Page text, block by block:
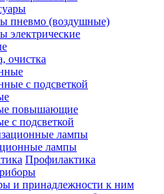
пневмо (воздушные)
электрические
очистка
с подсветкой
повышающие
с подсветкой
лампы
Профилактика
и принадлежности к ним